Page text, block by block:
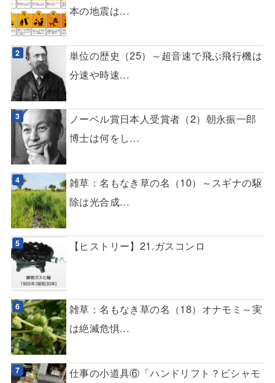
本の地震は...
単位の歴史（25）～超音速で飛ぶ飛行機は
分速や時速...
ノーベル賞日本人受賞者（2）朝永振一郎
博士は何をし...
雑草：名もなき草の名（10）～スギナの駆
除は光合成...
【ヒストリー】21.ガスコンロ
雑草：名もなき草の名（18）オナモミ～実
は絶滅危惧...
仕事の小道具⑥「ハンドリフト？ビシャモ